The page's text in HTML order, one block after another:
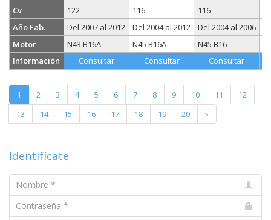
Cv
Año Fab.
Motor
Información
122
Del 2007 al 2012
N43 B16A
Consultar
116
Del 2004 al 2012
N45 B16A
Consultar
116
Del 2004 al 2006
N45 B16
Consultar
1 2 3 4 5 6 7 8 9 10 11
12
13
14 15 16 17 18 19 20 »
Identifícate
Nombre
Contraseña